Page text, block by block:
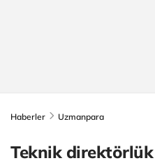
Haberler Uzmanpara
Teknik